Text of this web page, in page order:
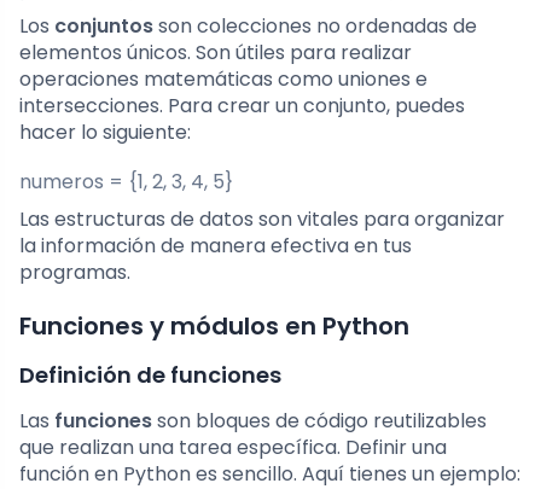
Los conjuntosson colecciones no ordenadas de
elementos únicos. Son útiles para realizar
operaciones matemáticas como uniones e
intersecciones. Para crear un conjunto, puedes
hacer lo siguiente:
numeros = {1, 2, 3, 4, 5}
Las estructuras de datos son vitales para organizar
la información de manera efectiva en tus
programas.
Funciones y módulos en Python
Definición de funciones
Las funcionesson bloques de código reutilizables
que realizan una tarea específica. Definir una
función en Python es sencillo. Aquí tienes un ejemplo: